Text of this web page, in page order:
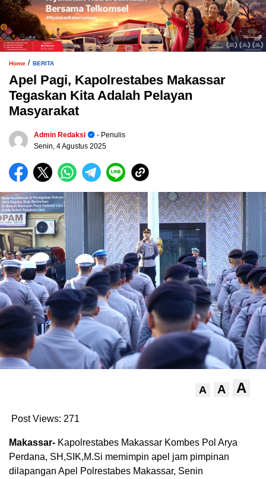
Home / BERITA
Apel Pagi, Kapolrestabes Makassar
Tegaskan Kita Adalah Pelayan
Masyarakat
Admin Redaksi
- Penulis
Senin, 4 Agustus 2025
A A A
Post Views: 271
Makassar- Kapolrestabes Makassar Kombes Pol Arya
Perdana, SH,SIK,M.Si memimpin apel jam pimpinan
dilapangan Apel Polrestabes Makassar, Senin